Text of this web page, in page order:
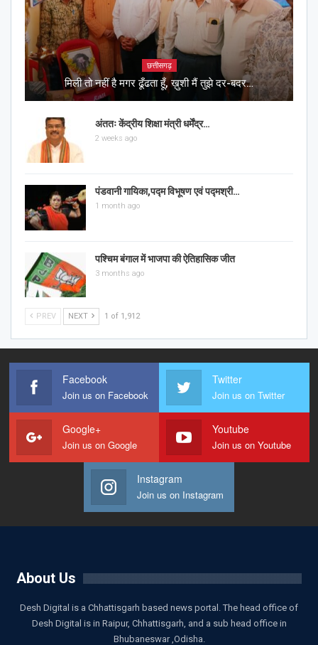
छत्तीसगढ़
मिली तो नहीं है मगर ढूँढता हूँ, ख़ुशी मैं तुझे दर-बदर…
अंततः केंद्रीय शिक्षा मंत्री धर्मेंद्र…
2 weeks ago
पंडवानी गायिका,पद्म विभूषण एवं पद्मश्री…
1 month ago
पश्चिम बंगाल में भाजपा की ऐतिहासिक जीत
3 months ago
PREV NEXT 1 of 1,912
Facebook
Join us on Facebook
Twitter
Join us on Twitter
Google+
Join us on Google
Youtube
Join us on Youtube
Instagram
Join us on Instagram
About Us
Desh Digital is a Chhattisgarh based news portal. The head office of
Desh Digital is in Raipur, Chhattisgarh, and a sub head office in
Bhubaneswar ,Odisha.